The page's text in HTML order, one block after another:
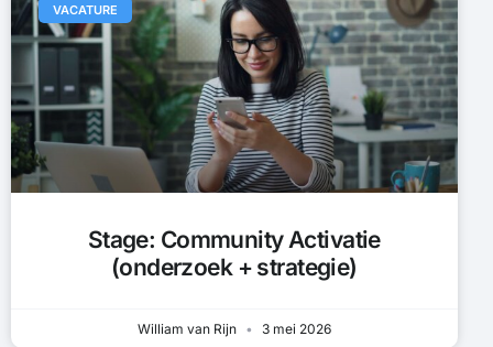
VACATURE
Stage: Community Activatie
(onderzoek + strategie)
William van Rijn 3 mei 2026